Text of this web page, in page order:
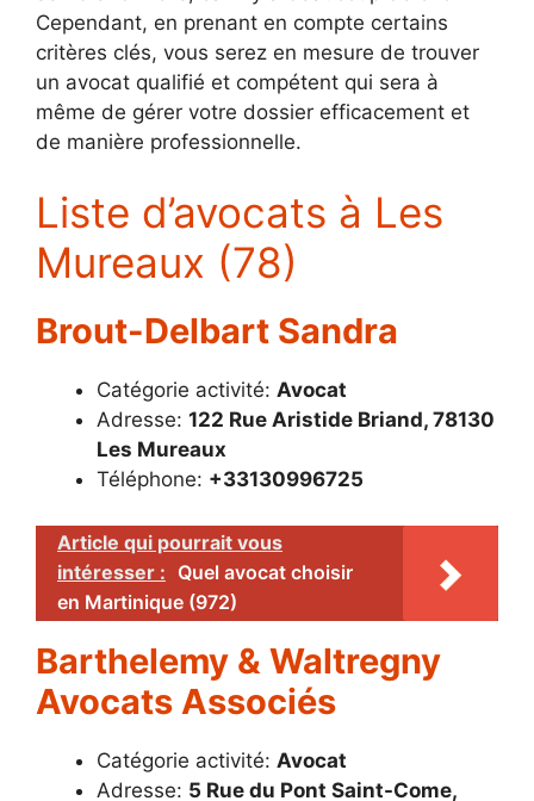
Cependant, en prenant en compte certains
critères clés, vous serez en mesure de trouver
un avocat qualifié et compétent qui sera à
même de gérer votre dossier efficacement et
de manière professionnelle.
Liste d’avocats à Les
Mureaux (78)
Brout-Delbart Sandra
Catégorie activité: Avocat
Adresse: 122 Rue Aristide Briand, 78130
Les Mureaux
Téléphone: +33130996725
Article qui pourrait vous
intéresser : Quel avocat choisir
en Martinique (972)
Barthelemy & Waltregny
Avocats Associés
Catégorie activité: Avocat
Adresse: 5 Rue du Pont Saint-Come,